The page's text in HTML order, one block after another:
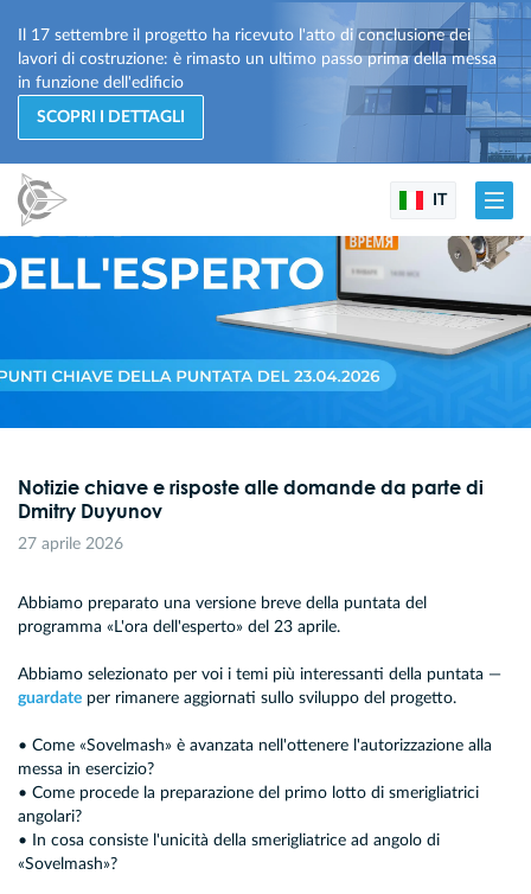
Il 17 settembre il progetto ha ricevuto l'atto di conclusione dei
lavori di costruzione: è rimasto un ultimo passo prima della messa
in funzione dell'edificio
SCOPRI I DETTAGLI
IT
Notizie chiave e risposte alle domande da parte di
Dmitry Duyunov
27 aprile 2026
Abbiamo preparato una versione breve della puntata del
programma «L'ora dell'esperto» del 23 aprile.
Abbiamo selezionato per voi i temi più interessanti della puntata —
guardate per rimanere aggiornati sullo sviluppo del progetto.
• Come «Sovelmash» è avanzata nell'ottenere l'autorizzazione alla
messa in esercizio?
• Come procede la preparazione del primo lotto di smerigliatrici
angolari?
• In cosa consiste l'unicità della smerigliatrice ad angolo di
«Sovelmash»?